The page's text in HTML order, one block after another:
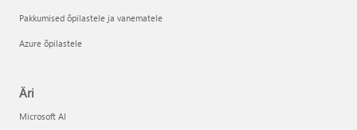
Pakkumised õpilastele ja vanematele
Azure õpilastele
Äri
Microsoft AI